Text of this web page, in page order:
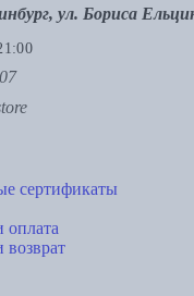
ул. Бориса
сертификаты
оплата
возврат